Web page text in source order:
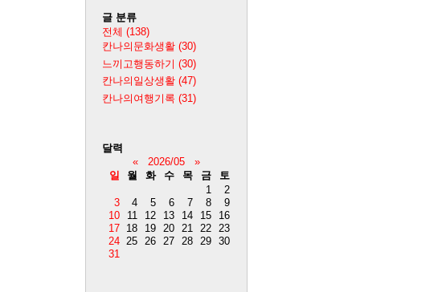
글 분류
전체 (138)
칸나의문화생활 (30)
느끼고행동하기 (30)
칸나의일상생활 (47)
칸나의여행기록 (31)
달력
«
2026/05
»
일
월 화 수 목 금
토
1
2
3
4 5 6 7 8
9
10
11 12 13 14 15
16
17 18 19 20 21 22 23
24 25 26 27 28 29 30
31